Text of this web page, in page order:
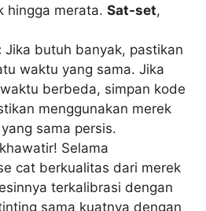
hingga merata.Sat-set,
Jika butuh banyak, pastikan
waktu yang sama. Jika
berbeda, simpan kode
menggunakan merek
sama persis.
Selama
cat berkualitas dari merek
terkalibrasi dengan
sama kuatnya dengan